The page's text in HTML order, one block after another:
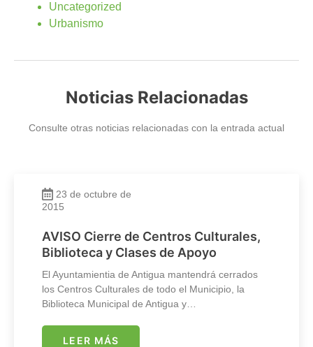
Uncategorized
Urbanismo
Noticias Relacionadas
Consulte otras noticias relacionadas con la entrada actual
23 de octubre de
2015
AVISO Cierre de Centros Culturales,
Biblioteca y Clases de Apoyo
El Ayuntamientia de Antigua mantendrá cerrados
los Centros Culturales de todo el Municipio, la
Biblioteca Municipal de Antigua y…
LEER MÁS